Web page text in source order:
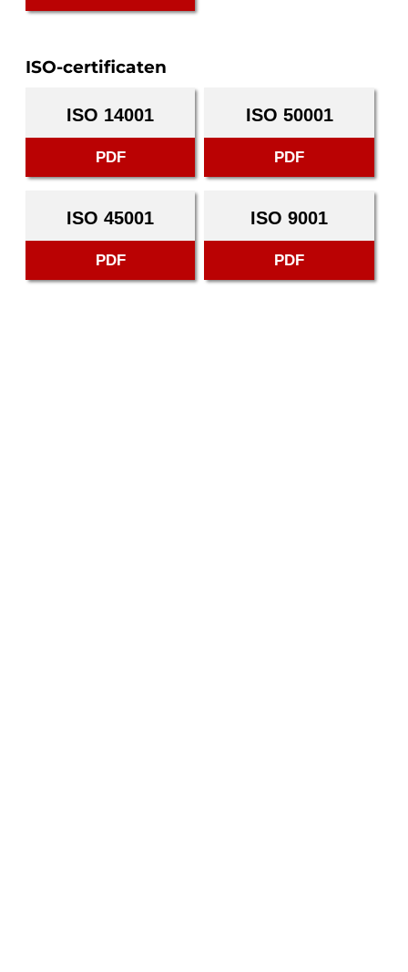
ISO-certificaten
ISO 14001
PDF
ISO 50001
PDF
ISO 45001
PDF
ISO 9001
PDF